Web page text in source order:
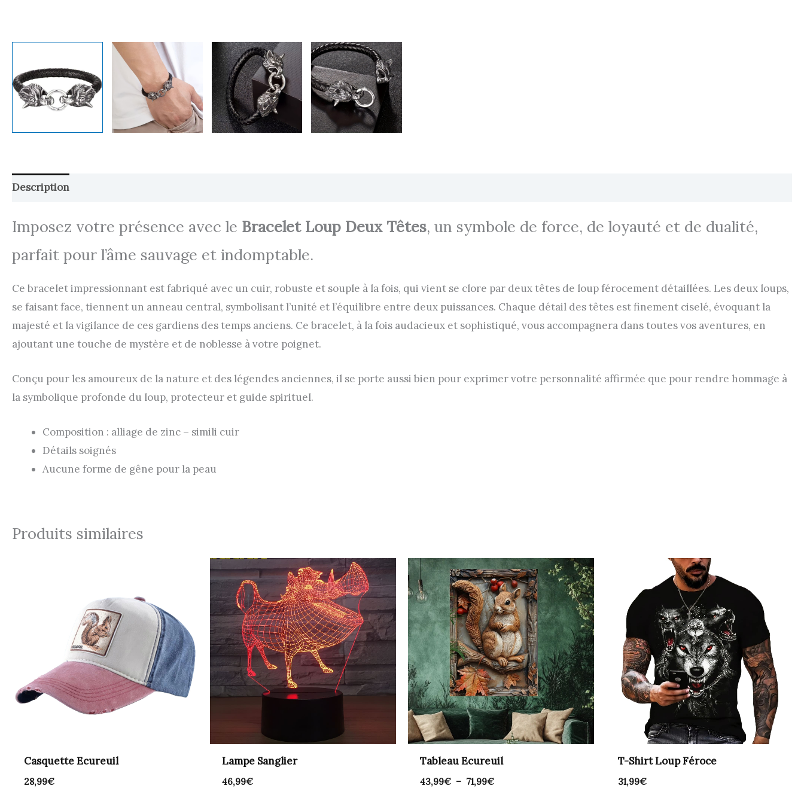
Description
Imposez votre présence avec le Bracelet Loup Deux Têtes, un symbole de force, de loyauté et de dualité,
parfait pour l’âme sauvage et indomptable.
Ce bracelet impressionnant est fabriqué avec un cuir, robuste et souple à la fois, qui vient se clore par deux têtes de loup férocement détaillées. Les deux loups,
se faisant face, tiennent un anneau central, symbolisant l’unité et l’équilibre entre deux puissances. Chaque détail des têtes est finement ciselé, évoquant la
majesté et la vigilance de ces gardiens des temps anciens. Ce bracelet, à la fois audacieux et sophistiqué, vous accompagnera dans toutes vos aventures, en
ajoutant une touche de mystère et de noblesse à votre poignet.
Conçu pour les amoureux de la nature et des légendes anciennes, il se porte aussi bien pour exprimer votre personnalité affirmée que pour rendre hommage à
la symbolique profonde du loup, protecteur et guide spirituel.
Composition : alliage de zinc – simili cuir
Détails soignés
Aucune forme de gêne pour la peau
Produits similaires
Casquette Ecureuil
28,99€
Lampe Sanglier
46,99€
Tableau Ecureuil
43,99€ – 71,99€
Plage
de
prix :
43,99€
à
71,99€
T-Shirt Loup Féroce
31,99€